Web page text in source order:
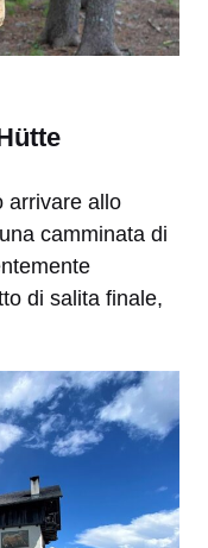
arrivare allo
camminata di
di salita finale,